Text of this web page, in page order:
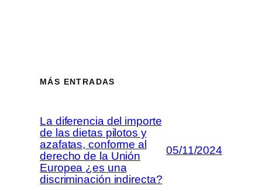
MÁS ENTRADAS
La diferencia del importe
de las dietas pilotos y
azafatas, conforme al
derecho de la Unión
Europea ¿es una
discriminación indirecta?
05/11/2024